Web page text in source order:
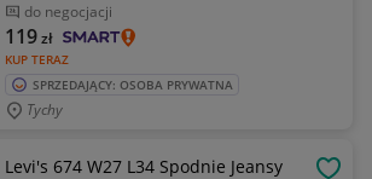
do negocjacji
KUP TERAZ
119zł
SPRZEDAJĄCY: OSOBA PRYWATNA
Tychy
Levi's 674 W27 L34 Spodnie Jeansy